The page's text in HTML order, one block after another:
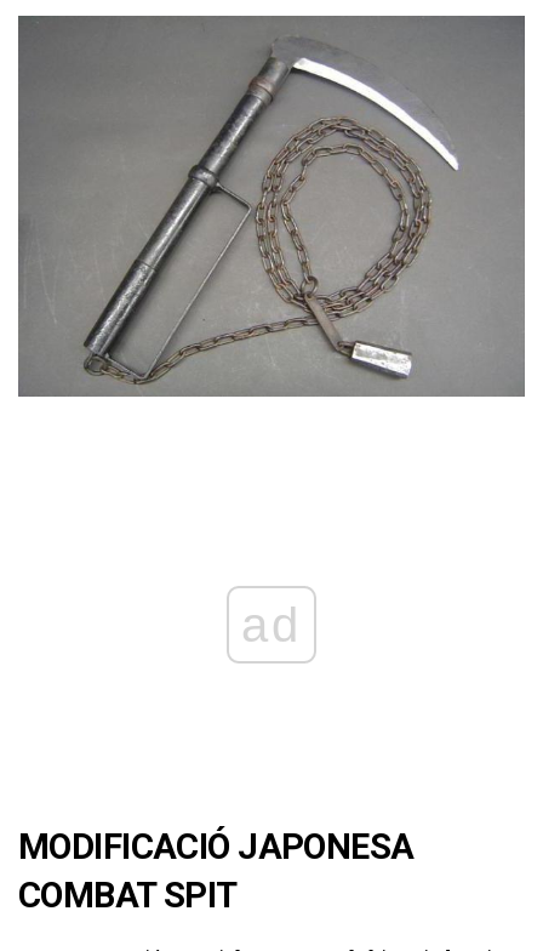
ad
MODIFICACIÓ JAPONESA
COMBAT SPIT